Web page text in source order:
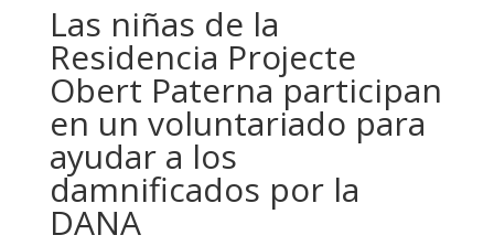
Las niñas de la
Residencia Projecte
Obert Paterna participan
en un voluntariado para
ayudar a los
damnificados por la
DANA